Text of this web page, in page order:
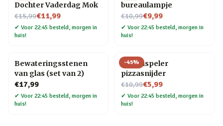
Dochter Vaderdag Mok
€15,99
Nu voor€11,99
✔ Voor 22:45 besteld, morgen in
huis!
bureaulampje
€10,99
Nu voor€9,99
✔ Voor 22:45 besteld, morgen in
huis!
Bewateringsstenen
van glas (set van 2)
€17,99
✔ Voor 22:45 besteld, morgen in
huis!
-45%
Platenspeler
pizzasnijder
€10,99
Nu voor€5,99
✔ Voor 22:45 besteld, morgen in
huis!